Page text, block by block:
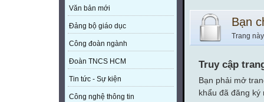
Văn bản mới
Đảng bộ giáo dục
Công đoàn ngành
Đoàn TNCS HCM
Tin tức - Sự kiện
Công nghệ thông tin
Bạn
Trang
Truy cập
Bạn phải mở
khẩu đã đăng